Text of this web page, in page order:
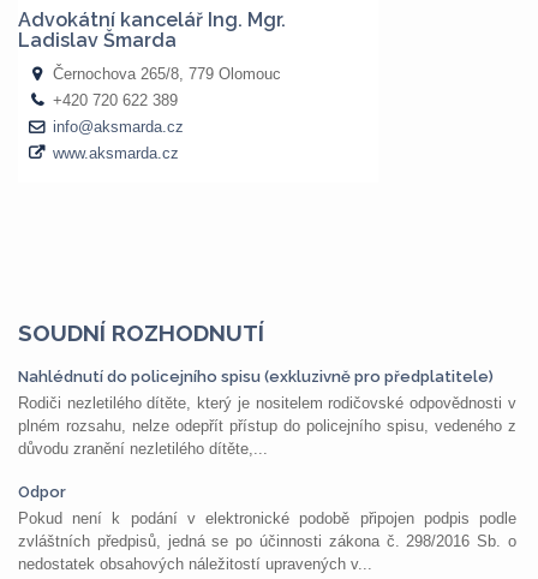
SOUDNÍ ROZHODNUTÍ
Nahlédnutí do policejního spisu (exkluzivně pro předplatitele)
Rodiči nezletilého dítěte, který je nositelem rodičovské odpovědnosti v
plném rozsahu, nelze odepřít přístup do policejního spisu, vedeného z
důvodu zranění nezletilého dítěte,...
Odpor
Pokud není k podání v elektronické podobě připojen podpis podle
zvláštních předpisů, jedná se po účinnosti zákona č. 298/2016 Sb. o
nedostatek obsahových náležitostí upravených v...